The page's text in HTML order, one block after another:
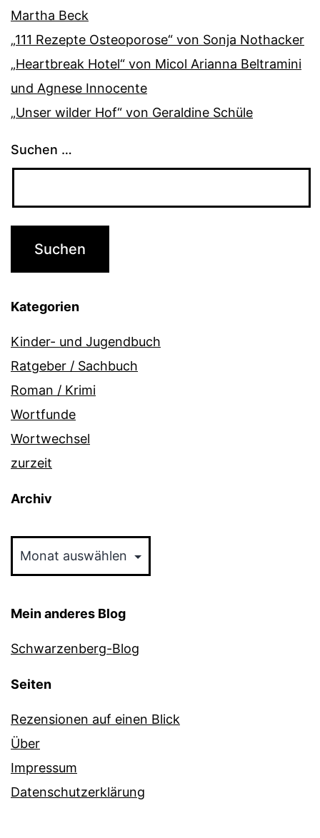
Martha Beck
„111 Rezepte Osteoporose“ von Sonja Nothacker
„Heartbreak Hotel“ von Micol Arianna Beltramini
und Agnese Innocente
„Unser wilder Hof“ von Geraldine Schüle
Suchen …
Kategorien
Kinder- und Jugendbuch
Ratgeber / Sachbuch
Roman / Krimi
Wortfunde
Wortwechsel
zurzeit
Archiv
Mein anderes Blog
Schwarzenberg-Blog
Seiten
Rezensionen auf einen Blick
Über
Impressum
Datenschutzerklärung